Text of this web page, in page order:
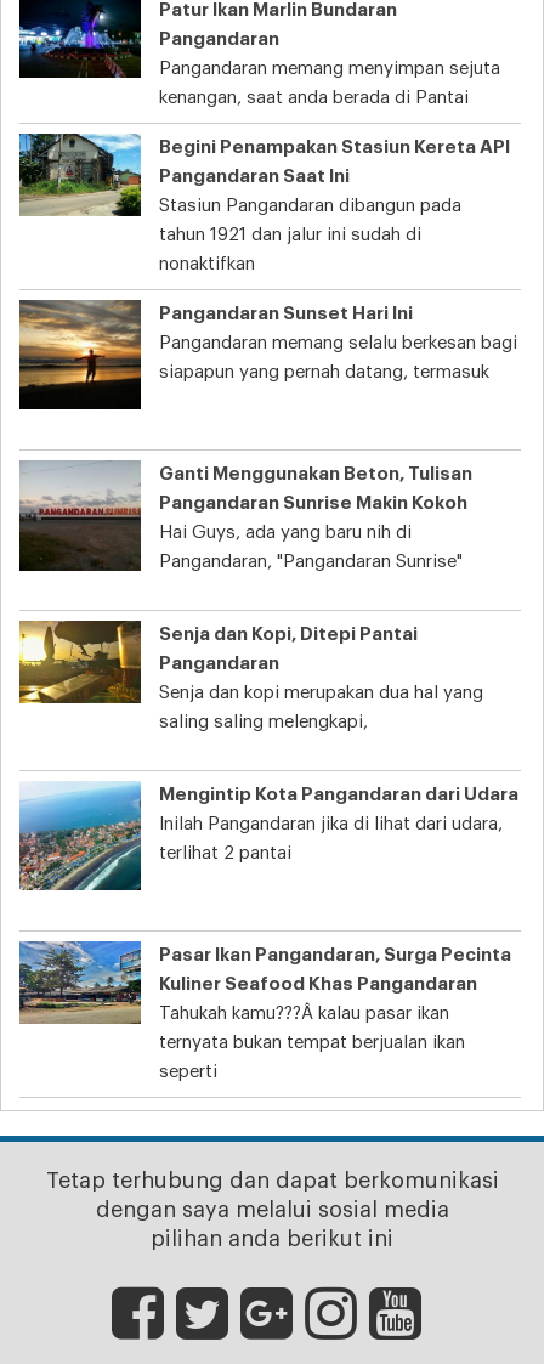
Patur Ikan Marlin Bundaran
Pangandaran
Pangandaran memang menyimpan sejuta
kenangan, saat anda berada di Pantai
Begini Penampakan Stasiun Kereta API
Pangandaran Saat Ini
Stasiun Pangandaran dibangun pada
tahun 1921 dan jalur ini sudah di
nonaktifkan
Pangandaran Sunset Hari Ini
Pangandaran memang selalu berkesan bagi
siapapun yang pernah datang, termasuk
Ganti Menggunakan Beton, Tulisan
Pangandaran Sunrise Makin Kokoh
Hai Guys, ada yang baru nih di
Pangandaran, "Pangandaran Sunrise"
Senja dan Kopi, Ditepi Pantai
Pangandaran
Senja dan kopi merupakan dua hal yang
saling saling melengkapi,
Mengintip Kota Pangandaran dari Udara
Inilah Pangandaran jika di lihat dari udara,
terlihat 2 pantai
Pasar Ikan Pangandaran, Surga Pecinta
Kuliner Seafood Khas Pangandaran
Tahukah kamu???Â kalau pasar ikan
ternyata bukan tempat berjualan ikan
seperti
Tetap terhubung dan dapat berkomunikasi
dengan saya melalui sosial media
pilihan anda berikut ini